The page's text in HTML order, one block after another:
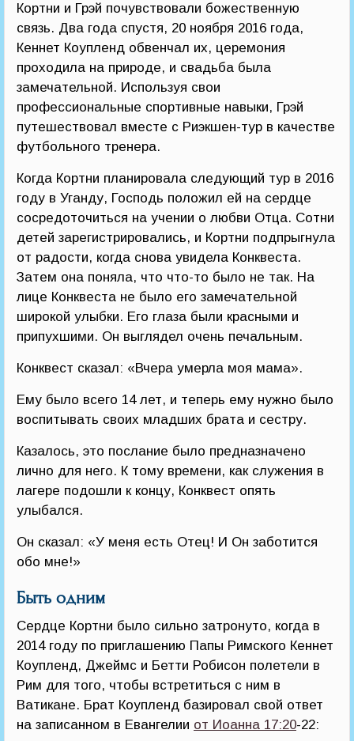
Кортни и Грэй почувствовали божественную
связь. Два года спустя, 20 ноября 2016 года,
Кеннет Коупленд обвенчал их, церемония
проходила на природе, и свадьба была
замечательной. Используя свои
профессиональные спортивные навыки, Грэй
путешествовал вместе с Риэкшен-тур в качестве
футбольного тренера.
Когда Кортни планировала следующий тур в 2016
году в Уганду, Господь положил ей на сердце
сосредоточиться на учении о любви Отца. Сотни
детей зарегистрировались, и Кортни подпрыгнула
от радости, когда снова увидела Конквеста.
Затем она поняла, что что-то было не так. На
лице Конквеста не было его замечательной
широкой улыбки. Его глаза были красными и
припухшими. Он выглядел очень печальным.
Конквест сказал: «Вчера умерла моя мама».
Ему было всего 14 лет, и теперь ему нужно было
воспитывать своих младших брата и сестру.
Казалось, это послание было предназначено
лично для него. К тому времени, как служения в
лагере подошли к концу, Конквест опять
улыбался.
Он сказал: «У меня есть Отец! И Он заботится
обо мне!»
Быть одним
Сердце Кортни было сильно затронуто, когда в
2014 году по приглашению Папы Римского Кеннет
Коупленд, Джеймс и Бетти Робисон полетели в
Рим для того, чтобы встретиться с ним в
Ватикане. Брат Коупленд базировал свой ответ
на записанном в Евангелии от Иоанна 17:20-22: